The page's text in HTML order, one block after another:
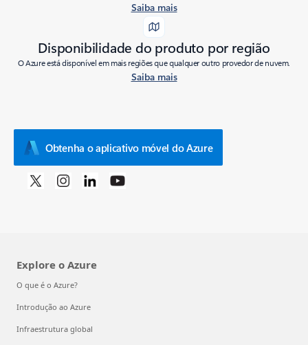
Saiba mais
Disponibilidade do produto por região
O Azure está disponível em mais regiões que qualquer outro provedor de nuvem.
Saiba mais
Obtenha o aplicativo móvel do Azure
Explore o Azure
O que é o Azure?
Introdução ao Azure
Infraestrutura global